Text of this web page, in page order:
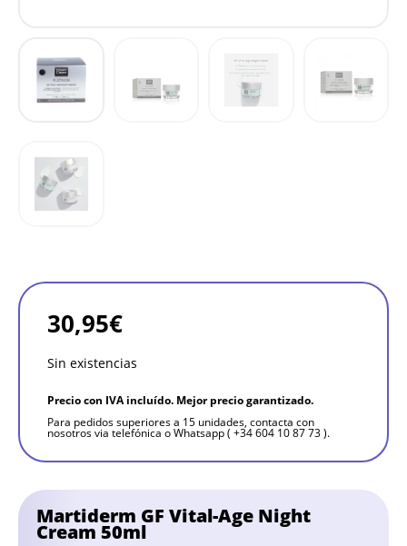
Martiderm GF Vital-Age Night
Cream 50ml
30,95€
Sin existencias
Precio con IVA incluído. Mejor precio garantizado.
Para pedidos superiores a 15 unidades, contacta con
nosotros via telefónica o Whatsapp ( +34 604 10 87 73 ).